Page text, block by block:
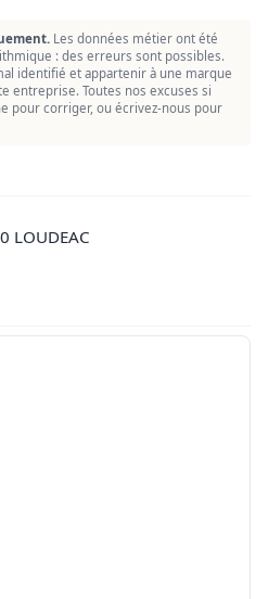
Les données métier ont été
: des erreurs sont possibles.
identifié et appartenir à une marque
entreprise. Toutes nos excuses si
pour corriger, ou écrivez-nous pour
LOUDEAC